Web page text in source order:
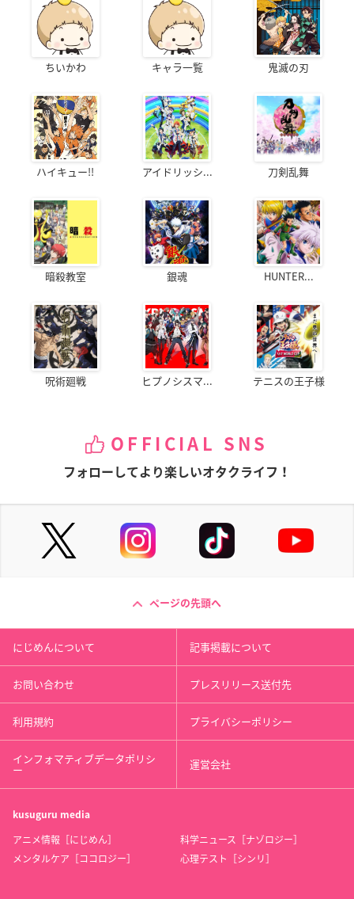
ちいかわ キャラ一覧 鬼滅の刃
ハイキュー!! アイドリッシ... 刀剣乱舞
暗殺教室 銀魂 HUNTER...
呪術廻戦 ヒプノシスマ... テニスの王子様
OFFICIAL SNS
フォローしてより楽しいオタクライフ！
ページの先頭へ
にじめんについて 記事掲載について
お問い合わせ プレスリリース送付先
利用規約 プライバシーポリシー
インフォマティブデータポリシ
ー 運営会社
kusuguru media
アニメ情報［にじめん］
科学ニュース［ナゾロジー］
メンタルケア［ココロジー］
心理テスト［シンリ］